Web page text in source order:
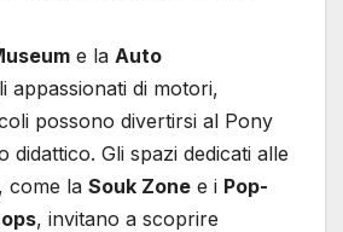
e la Auto
appassionati di motori,
possono divertirsi al Pony
didattico. Gli spazi dedicati alle
come la Souk Zone e i Pop-
, invitano a scoprire